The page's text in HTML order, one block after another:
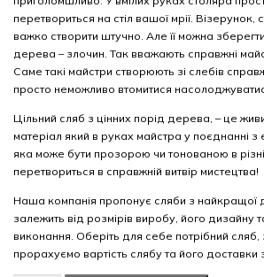
перетвориться на стіл вашої мрії.
важко створити штучно. Але її можна
дерева – злочин. Так вважають справжні
Саме такі майстри створюють зі слебів
просто неможливо втомитися
Цільний сляб з цінних порід дерева, – це
матеріал який в руках майстра у поєднанні
яка може бути прозорою чи тонованою в
перетвориться в справжній витвір мистецтва!
Наша компанія пропонує сляби з найкращої
залежить від розмірів виробу, його дизайну
виконання. Оберіть для себе потрібний сляб,
прорахуємо вартість слябу та його